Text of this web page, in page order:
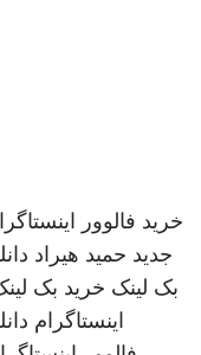
خرید فالوور
جدید حمید هیراد
بک لینک خرید بک
اینستاگرام